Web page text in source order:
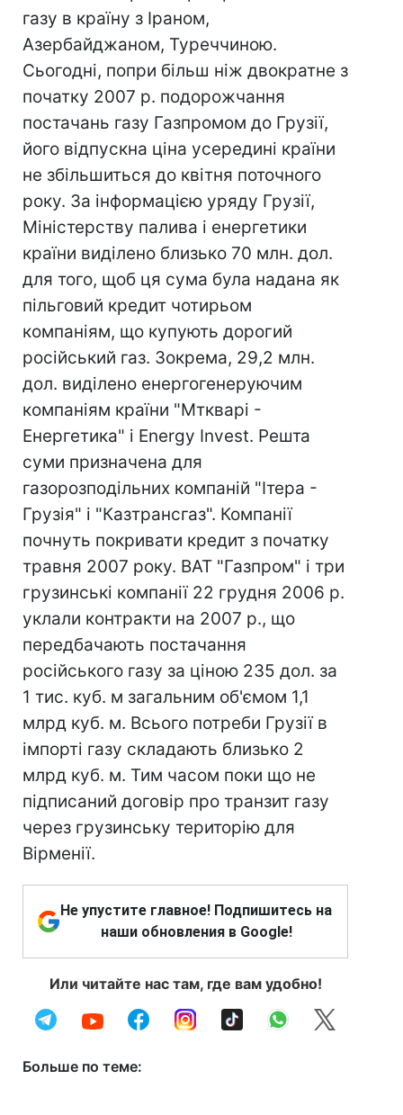
газу в країну з Іраном,
Азербайджаном, Туреччиною.
Сьогодні, попри більш ніж двократне з
початку 2007 р. подорожчання
постачань газу Газпромом до Грузії,
його відпускна ціна усередині країни
не збільшиться до квітня поточного
року. За інформацією уряду Грузії,
Міністерству палива і енергетики
країни виділено близько 70 млн. дол.
для того, щоб ця сума була надана як
пільговий кредит чотирьом
компаніям, що купують дорогий
російський газ. Зокрема, 29,2 млн.
дол. виділено енергогенеруючим
компаніям країни "Мткварі -
Енергетика" і Energy Invest. Решта
суми призначена для
газорозподільних компаній "Ітера -
Грузія" і "Казтрансгаз". Компанії
почнуть покривати кредит з початку
травня 2007 року. ВАТ "Газпром" і три
грузинські компанії 22 грудня 2006 р.
уклали контракти на 2007 р., що
передбачають постачання
російського газу за ціною 235 дол. за
1 тис. куб. м загальним об'ємом 1,1
млрд куб. м. Всього потреби Грузії в
імпорті газу складають близько 2
млрд куб. м. Тим часом поки що не
підписаний договір про транзит газу
через грузинську територію для
Вірменії.
Не упустите главное! Подпишитесь на
наши обновления в Google!
Или читайте нас там, где вам удобно!
Больше по теме: